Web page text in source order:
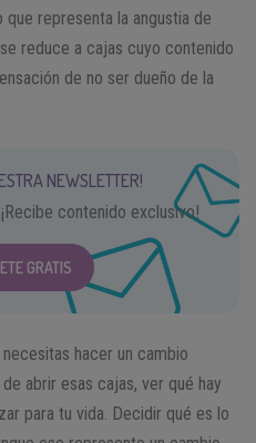
que representa la angustia de
reduce a cajas cuyo contenido
de no ser dueño de la
NEWSLETTER!
contenido exclusivo!
GRATIS
hacer un cambio
abrir esas cajas, ver qué hay
para tu vida. Decidir qué es lo